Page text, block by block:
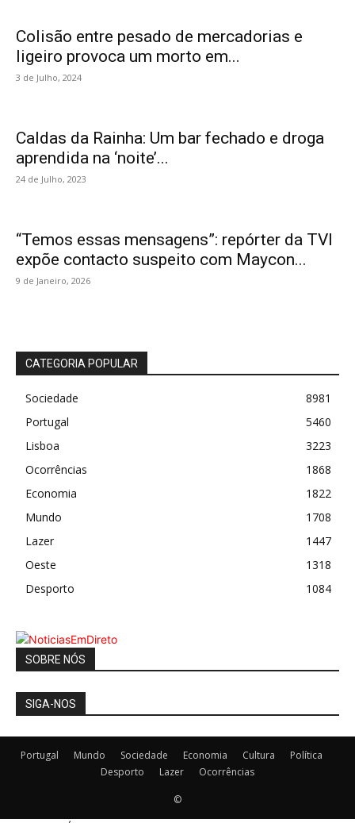
Colisão entre pesado de mercadorias e
ligeiro provoca um morto em...
3 de Julho, 2024
Caldas da Rainha: Um bar fechado e droga
aprendida na ‘noite’...
24 de Julho, 2023
“Temos essas mensagens”: repórter da TVI
expõe contacto suspeito com Maycon...
9 de Janeiro, 2026
CATEGORIA POPULAR
Sociedade
8981
Portugal
5460
Lisboa
3223
Ocorrências
1868
Economia
1822
Mundo
1708
Lazer
1447
Oeste
1318
Desporto
1084
SOBRE NÓS
SIGA-NOS
Portugal Mundo Sociedade Economia Cultura
Política
Desporto
Lazer Ocorrências
©